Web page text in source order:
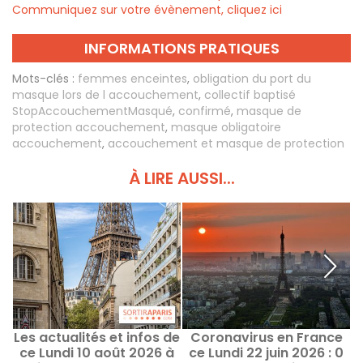
Communiquez sur votre évènement, cliquez ici
INFORMATIONS PRATIQUES
Mots-clés : femmes enceintes, obligation du port du
masque lors de l accouchement, collectif baptisé
StopAccouchementMasqué, confirmé, masque de
protection accouchement, masque obligatoire
accouchement, accouchement et masque de protection
À LIRE AUSSI...
Les actualités et infos de
ce Lundi 10 août 2026 à
Coronavirus en France
ce Lundi 22 juin 2026 : 0